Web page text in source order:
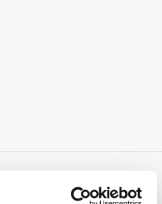
125-ös átmérő.